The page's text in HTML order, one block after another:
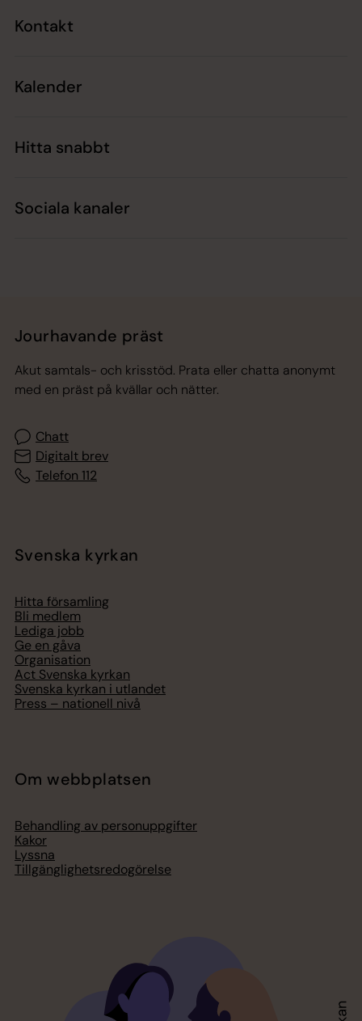
Kontakt
Kalender
Hitta snabbt
Sociala kanaler
Jourhavande präst
Akut samtals- och krisstöd. Prata eller chatta anonymt
med en präst på kvällar och nätter.
Chatt
Digitalt brev
Telefon 112
Svenska kyrkan
Hitta församling
Bli medlem
Lediga jobb
Ge en gåva
Organisation
Act Svenska kyrkan
Svenska kyrkan i utlandet
Press – nationell nivå
Om webbplatsen
Behandling av personuppgifter
Kakor
Lyssna
Tillgänglighetsredogörelse